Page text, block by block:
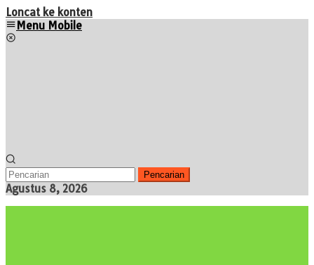
Loncat ke konten
Menu Mobile
Pencarian
Agustus 8, 2026